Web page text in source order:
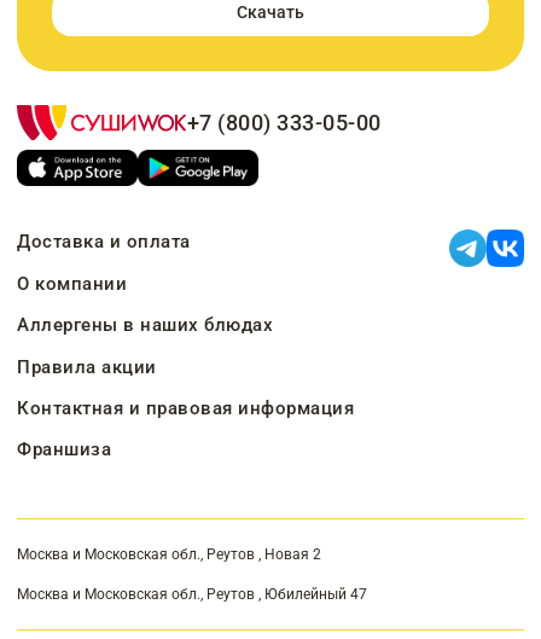
Скачать
+7 (800) 333-05-00
Доставка и оплата
О компании
Аллергены в наших блюдах
Правила акции
Контактная и правовая информация
Франшиза
Москва и Московская обл., Реутов , Новая 2
Москва и Московская обл., Реутов , Юбилейный 47